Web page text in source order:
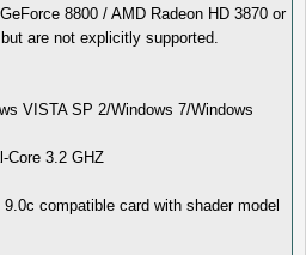
8800 / AMD Radeon HD 3870 or
are not explicitly supported.
VISTA SP 2/Windows 7/Windows
Core 3.2 GHZ
compatible card with shader model